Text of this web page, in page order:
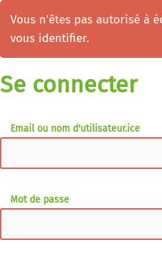
Vous n'êtes pas autorisé à
vous identifier.
Se connecter
Email ou nom d'utilisateur.ice
Mot de passe